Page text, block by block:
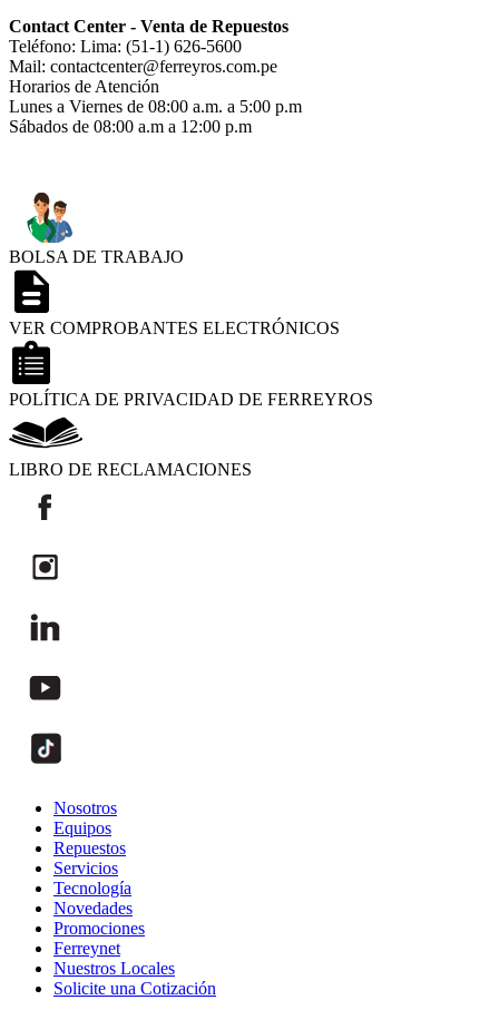
Contact Center - Venta de Repuestos
Teléfono: Lima: (51-1) 626-5600
Mail: contactcenter@ferreyros.com.pe
Horarios de Atención
Lunes a Viernes de 08:00 a.m. a 5:00 p.m
Sábados de 08:00 a.m a 12:00 p.m
BOLSA DE TRABAJO
VER COMPROBANTES ELECTRÓNICOS
POLÍTICA DE PRIVACIDAD DE FERREYROS
LIBRO DE RECLAMACIONES
Nosotros
Equipos
Repuestos
Servicios
Tecnología
Novedades
Promociones
Ferreynet
Nuestros Locales
Solicite una Cotización